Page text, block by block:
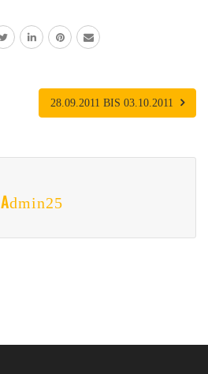
28.09.2011 BIS 03.10.2011
Admin25